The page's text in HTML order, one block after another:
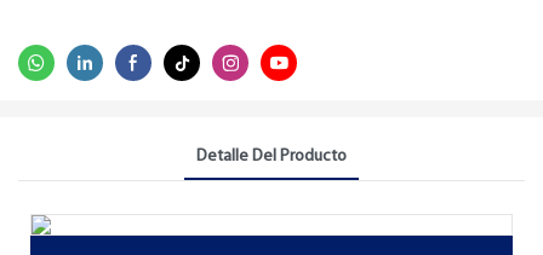
Detalle Del Producto